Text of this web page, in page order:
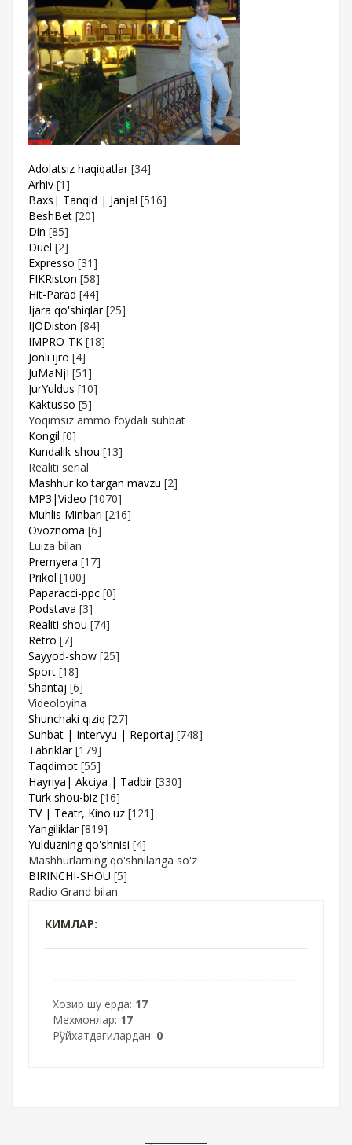
Adolatsiz haqiqatlar [34]
Arhiv [1]
Baxs| Tanqid | Janjal [516]
BeshBet [20]
Din [85]
Duel [2]
Expresso [31]
FIKRiston [58]
Hit-Parad [44]
Ijara qo'shiqlar [25]
IJODiston [84]
IMPRO-TK [18]
Jonli ijro [4]
JuMaNjI [51]
JurYuldus [10]
Kaktusso [5]
Yoqimsiz ammo foydali suhbat
Kongil [0]
Kundalik-shou [13]
Realiti serial
Mashhur ko'targan mavzu [2]
MP3|Video [1070]
Muhlis Minbari [216]
Ovoznoma [6]
Luiza bilan
Premyera [17]
Prikol [100]
Paparacci-ppc [0]
Podstava [3]
Realiti shou [74]
Retro [7]
Sayyod-show [25]
Sport [18]
Shantaj [6]
Videoloyiha
Shunchaki qiziq [27]
Suhbat | Intervyu | Reportaj [748]
Tabriklar [179]
Taqdimot [55]
Hayriya| Akciya | Tadbir [330]
Turk shou-biz [16]
TV | Teatr, Kino.uz [121]
Yangiliklar [819]
Yulduzning qo'shnisi [4]
Mashhurlarning qo'shnilariga so'z
BIRINCHI-SHOU [5]
Radio Grand bilan
КИМЛАР:
Хозир шу ерда: 17
Мехмонлар: 17
Рўйхатдагилардан: 0